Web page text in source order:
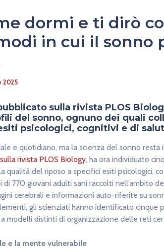
dormi e ti dirò
in cui il sonno
2025
sulla rivista PLOS
del sonno, ognuno dei quali
psicologici, cognitivi e di
e quotidiano, ma la scienza del sonno resta
rivista PLOS Biology, ha ora individuato
qualità del riposo a specifici esiti psicologici,
di 770 giovani adulti sani raccolti nell’ambito
cerebrali e informazioni auto-riferite su
gli scienziati hanno identificato cinque
modelli distinti di organizzazione delle reti
e la mente vulnerabile